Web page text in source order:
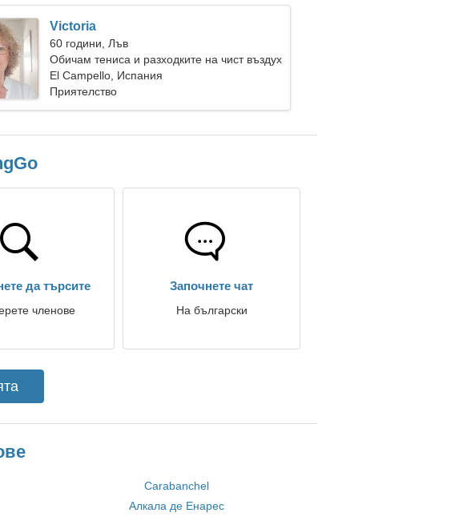
Victoria
60 години, Лъв
Обичам тениса и разходките на чист въздух
El Campello, Испания
Приятелство
да търсите
членове
Започнете чат
На български
Carabanchel
Алкала де Енарес